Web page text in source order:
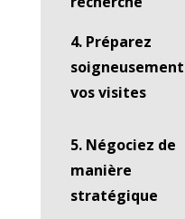
4. Préparez
soigneusement
vos visites
5. Négociez de
manière
stratégique